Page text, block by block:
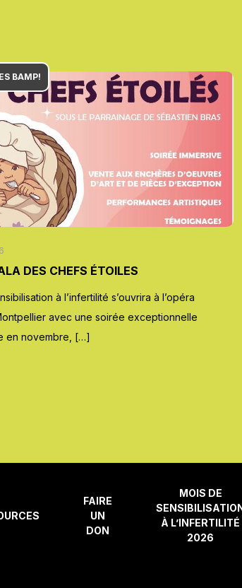
BAMP!
DES CHEFS ÉTOILES
à l’infertilité s’ouvrira à l’opéra
avec une soirée exceptionnelle
en novembre, […]
FAIRE
UN
DON
MOIS DE
À L’INFERTILITÉ
2026